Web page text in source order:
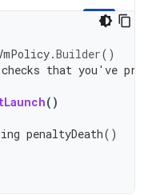
.Builder()
that you've
()
penaltyDeath()